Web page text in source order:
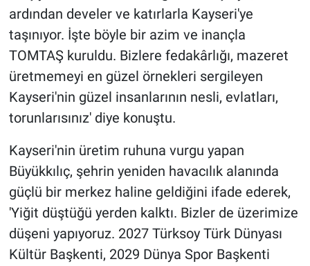
ardından develer ve katırlarla Kayseri'ye
taşınıyor. İşte böyle bir azim ve inançla
TOMTAŞ kuruldu. Bizlere fedakârlığı, mazeret
üretmemeyi en güzel örnekleri sergileyen
Kayseri'nin güzel insanlarının nesli, evlatları,
torunlarısınız' diye konuştu.
Kayseri'nin üretim ruhuna vurgu yapan
Büyükkılıç, şehrin yeniden havacılık alanında
güçlü bir merkez haline geldiğini ifade ederek,
'Yiğit düştüğü yerden kalktı. Bizler de üzerimize
düşeni yapıyoruz. 2027 Türksoy Türk Dünyası
Kültür Başkenti, 2029 Dünya Spor Başkenti